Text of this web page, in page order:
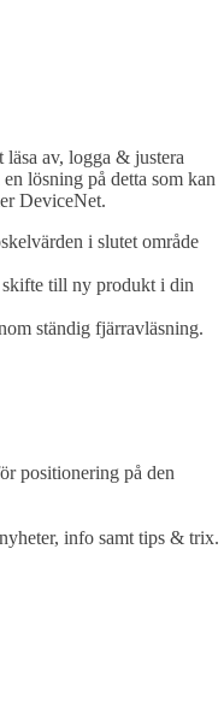
av, logga & justera
lösning på detta som kan
DeviceNet.
i slutet område
till ny produkt i din
ständig fjärravläsning.
positionering på den
info samt tips & trix.